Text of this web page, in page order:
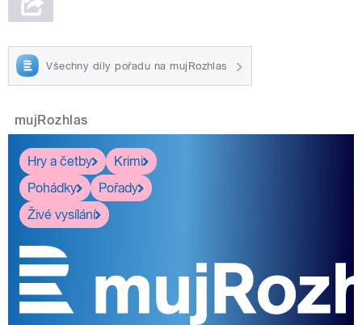
Všechny díly pořadu na mujRozhlas
mujRozhlas
Hry a četby
Krimi
Pohádky
Pořady
Živé vysílání